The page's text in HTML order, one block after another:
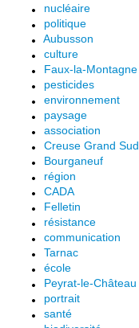
nucléaire
politique
Aubusson
culture
Faux-la-Montagne
pesticides
environnement
paysage
association
Creuse Grand Sud
Bourganeuf
région
CADA
Felletin
résistance
communication
Tarnac
école
Peyrat-le-Château
portrait
santé